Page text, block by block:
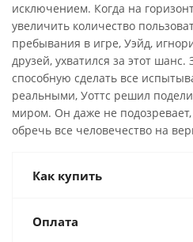
исключением. Когда на
увеличить количество
пребывания в игре, Уэйд,
друзей, ухватился за этот шанс.
способную сделать все
реальными, Уоттс решил
миром. Он даже не
обречь все человечество на
Как купить
Оплата